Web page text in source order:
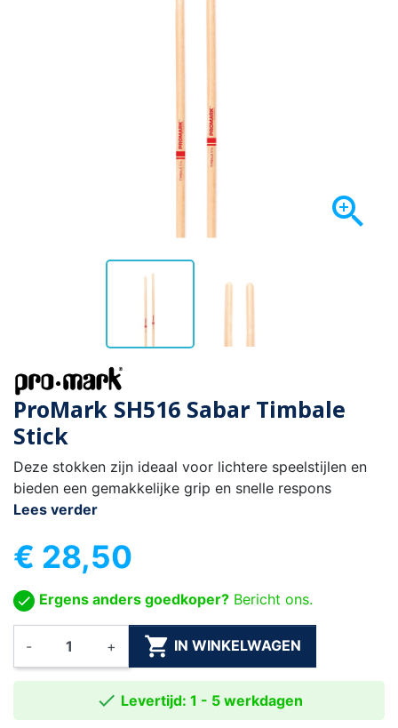

ProMark SH516 Sabar Timbale
Stick
Deze stokken zijn ideaal voor lichtere speelstijlen en
bieden een gemakkelijke grip en snelle respons
Lees verder
€ 28,50
Ergens anders goedkoper? Bericht ons.
- +  IN WINKELWAGEN
 Levertijd: 1 - 5 werkdagen